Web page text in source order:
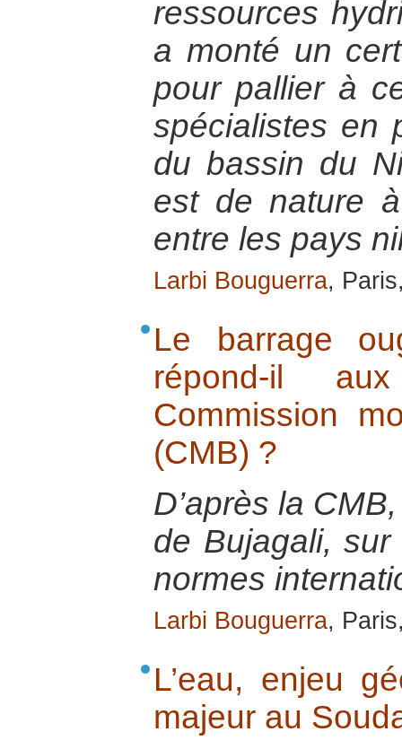
ressources
a monté un
pour pallier à
spécialistes en
du bassin du
est de nature
entre les pays
Larbi Bouguerra,
Le barrage
répond-il
Commission
(CMB) ?
D’après la
de Bujagali,
normes
Larbi Bouguerra,
L’eau, enjeu
majeur au